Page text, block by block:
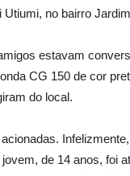
no bairro
estavam
CG 150 de cor
do local.
de 14 anos, foi